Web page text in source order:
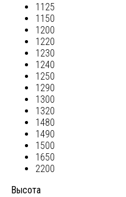
1125
1150
1200
1220
1230
1240
1250
1290
1300
1320
1480
1490
1500
1650
2200
Высота